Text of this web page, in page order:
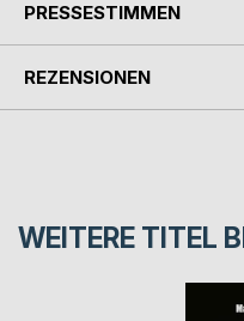
PRESSESTIMMEN
REZENSIONEN
WEITERE TITEL